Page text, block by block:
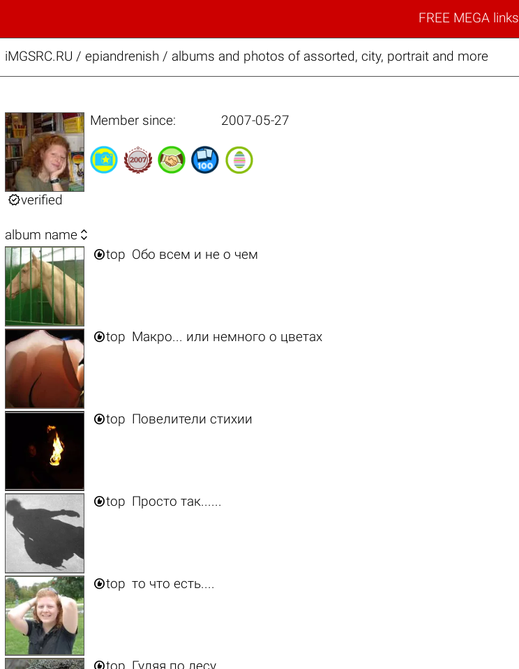
FREE MEGA links
iMGSRC.RU / epiandrenish / albums and photos of assorted, city, portrait and more
verified
Member since: 2007-05-27
album name 
top Обо всем и не о чем
top Макро... или немного о цветах
top Повелители стихии
top Просто так......
top то что есть....